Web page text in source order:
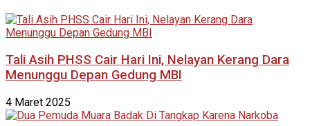
Tali Asih PHSS Cair Hari Ini, Nelayan Kerang Dara
Menunggu Depan Gedung MBI
4 Maret 2025